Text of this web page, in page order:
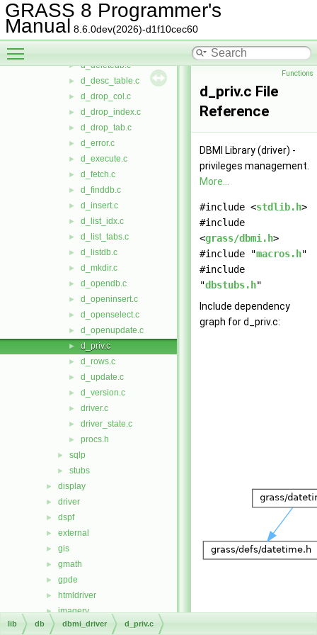
GRASS 8 Programmer's
Manual 8.6.0dev(2026)-d1f10cec60
► d_create_idx.c
► d_create_tab.c
► d_createdb.c
► d_deletedb.c
► d_desc_table.c
► d_drop_col.c
► d_drop_index.c
► d_drop_tab.c
► d_error.c
► d_execute.c
► d_fetch.c
► d_finddb.c
► d_insert.c
► d_list_idx.c
► d_list_tabs.c
► d_listdb.c
► d_mkdir.c
► d_opendb.c
► d_openinsert.c
► d_openselect.c
► d_openupdate.c
► d_priv.c
► d_rows.c
► d_update.c
► d_version.c
► driver.c
► driver_state.c
► procs.h
► sqlp
► stubs
► display
► driver
► dspf
► external
► gis
► gmath
► gpde
► htmldriver
► imagery
► init
Functions
d_priv.c File
Reference
DBMI Library (driver) -
privileges management.
More...
#include <stdlib.h>
#include
<grass/dbmi.h>
#include "macros.h"
#include
"dbstubs.h"
Include dependency
graph for d_priv.c:
lib db dbmi_driver d_priv.c